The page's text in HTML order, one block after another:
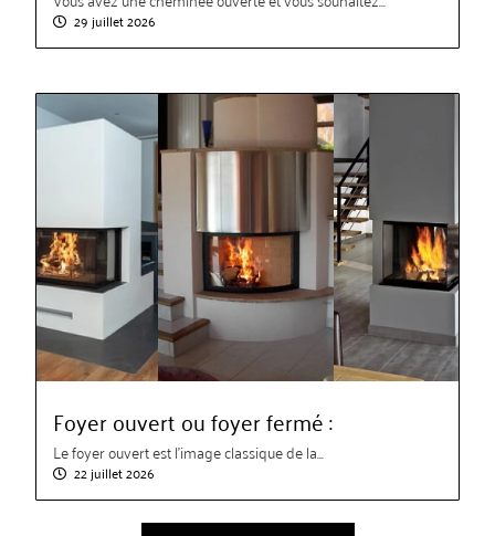
29 juillet 2026
Foyer ouvert ou foyer fermé :
Le foyer ouvert est l’image classique de la...
22 juillet 2026